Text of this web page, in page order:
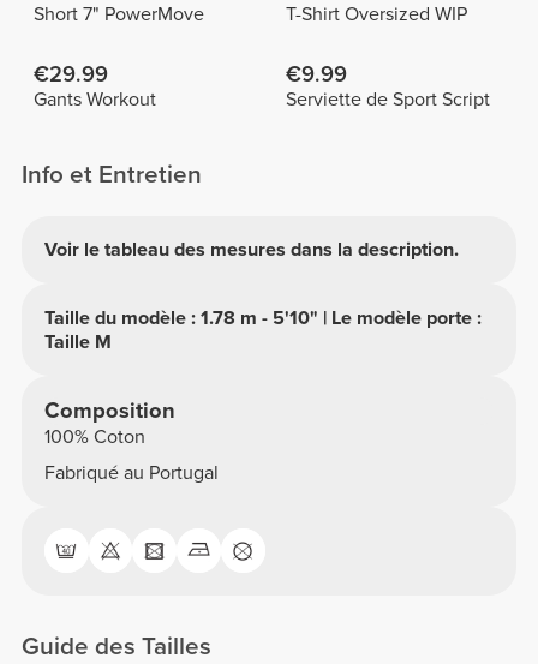
Short 7" PowerMove T-Shirt Oversized WIP
€29.99
Gants Workout
€9.99
Serviette de Sport Script
Info et Entretien
Voir le tableau des mesures dans la description.
Taille du modèle : 1.78 m - 5'10" | Le modèle porte :
Taille M
Composition
100% Coton
Fabriqué au Portugal
Guide des Tailles